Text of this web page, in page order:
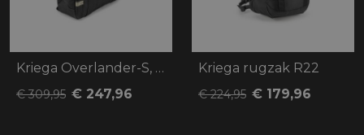
Kriega Overlander-S, OS-22
€ 309,95 € 247,96
Kriega rugzak R22
€ 224,95 € 179,96